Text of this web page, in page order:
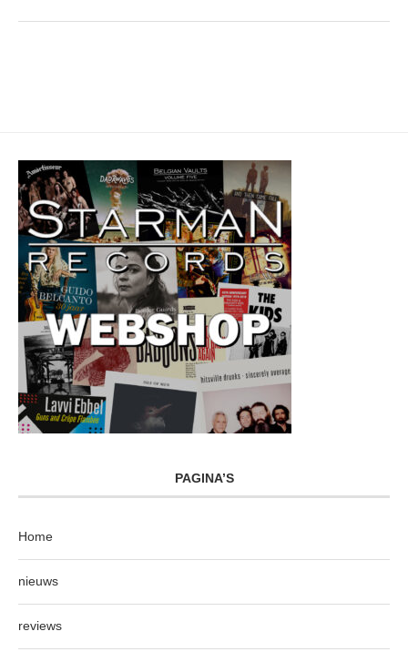
PAGINA’S
Home
nieuws
reviews